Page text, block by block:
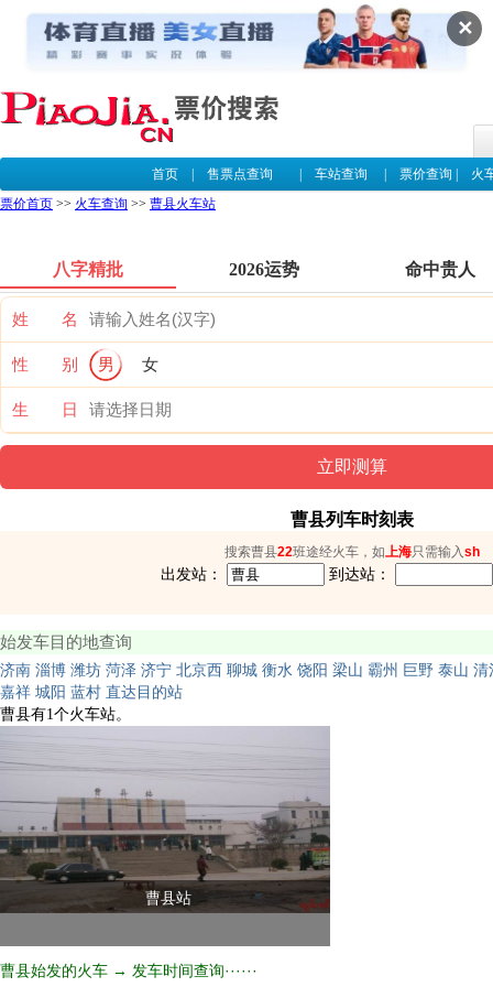
✕
首页| 售票点查询 | 车站查询 | 票价查询 |
火
票价首页 >> 火车查询 >> 曹县火车站
八字精批 2026运势 命中贵人
姓 名
性 别 男 女
生 日
曹县列车时刻表
搜索曹县22班途经火车，如 上海只需输入 sh
出发站： 到达站：
始发车目的地查询
济南 淄博 潍坊 菏泽 济宁 北京西 聊城 衡水 饶阳 梁山 霸州 巨野 泰山 清
嘉祥 城阳 蓝村 直达目的站
曹县有1个火车站。
曹县站
曹县始发的火车 → 发车时间查询······